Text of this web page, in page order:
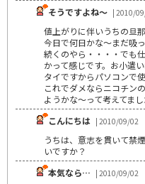
そうですよね～ | 2010/
値上がりに伴いうちの旦
今日で何日かな～まだ吸
続くのやら・・・・でも
かって感じです。お小遣
タイですからパソコンで
これでダメならニコチン
ようかな～って考えてまし
こんにちは | 2010/09/02
うちは、意志を貫いて禁
いですか？
本気なら… | 2010/09/02